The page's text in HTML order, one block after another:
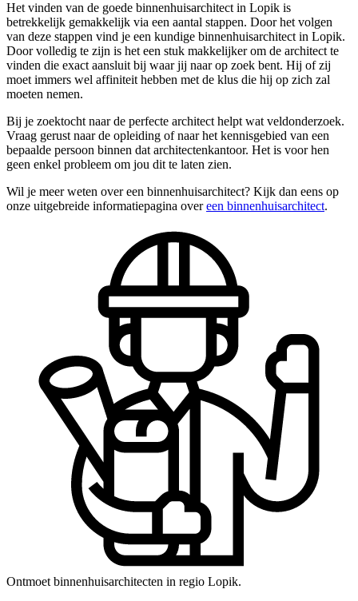
Het vinden van de goede binnenhuisarchitect in Lopik is
betrekkelijk gemakkelijk via een aantal stappen. Door het volgen
van deze stappen vind je een kundige binnenhuisarchitect in Lopik.
Door volledig te zijn is het een stuk makkelijker om de architect te
vinden die exact aansluit bij waar jij naar op zoek bent. Hij of zij
moet immers wel affiniteit hebben met de klus die hij op zich zal
moeten nemen.
Bij je zoektocht naar de perfecte architect helpt wat veldonderzoek.
Vraag gerust naar de opleiding of naar het kennisgebied van een
bepaalde persoon binnen dat architectenkantoor. Het is voor hen
geen enkel probleem om jou dit te laten zien.
Wil je meer weten over een binnenhuisarchitect? Kijk dan eens op
onze uitgebreide informatiepagina overeen binnenhuisarchitect.
Ontmoet binnenhuisarchitecten in regio Lopik.